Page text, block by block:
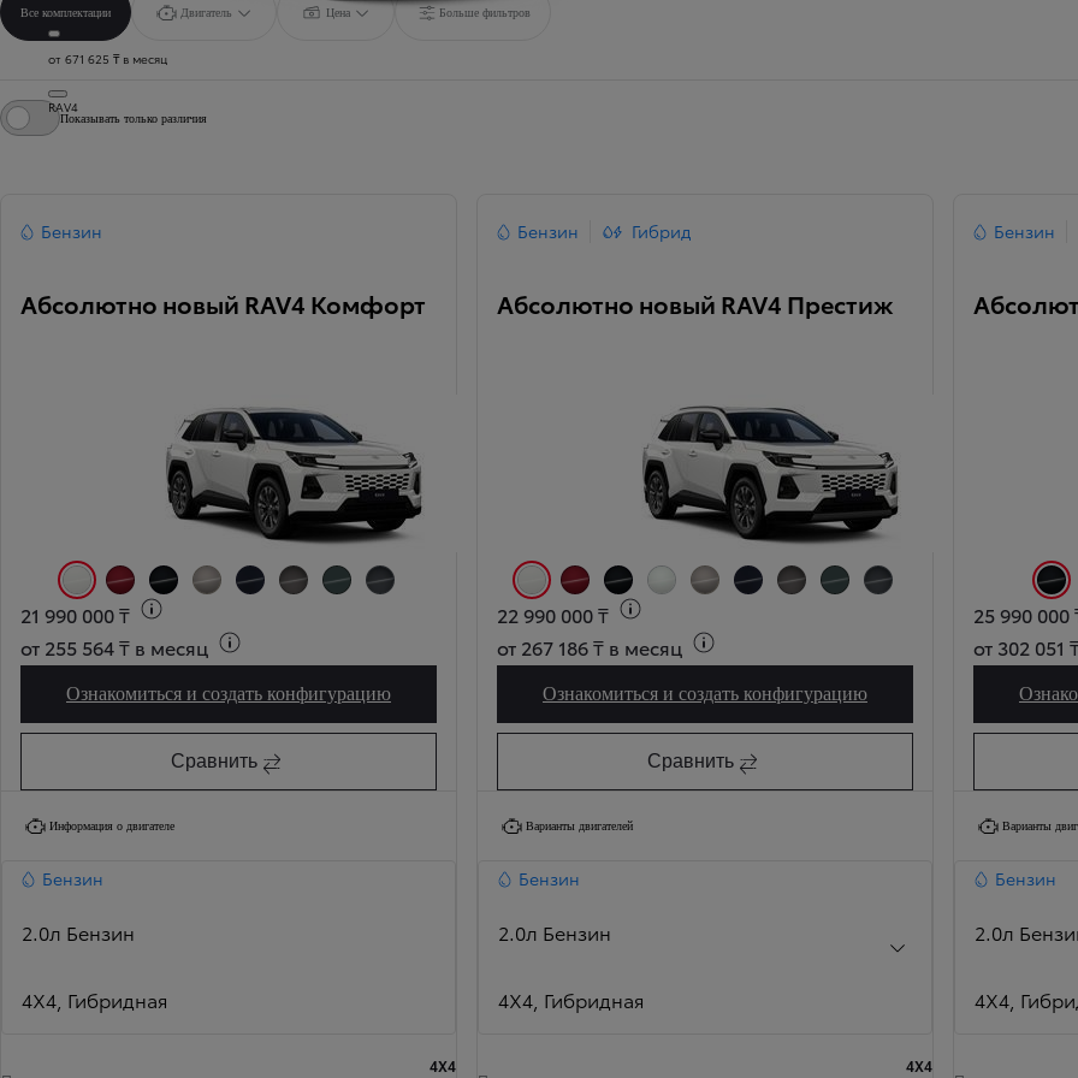
от 671 625 ₸ в месяц
RAV4
Все комплектации Двигатель Цена Больше фильтров
Показывать только различия
Бензин
Абсолютно новый RAV4 Комфорт
Белый (Pure White) (040)
Токио Красный (Tokyo Red) (3T3) Урбан Серо-голубой (Urban Shade) (1L6)
21 990 000 ₸
от 255 564 ₸ в месяц
Ознакомиться и создать конфигурацию
Абсолютно новый RAV4 Комфорт
Сравнить
Информация о двигателе
Бензин
2.0л Бензин
4X4, Гибридная
4X4
Бензин Гибрид
Абсолютно новый RAV4 Престиж
Белый (Pure White) (040)
Токио Красный (Tokyo Red) (3T3)
Черный металлик (Attitude Black) (218) Урбан Серо-голубой (Urban Shade) (1L6)
22 990 000 ₸
от 267 186 ₸ в месяц
Ознакомиться и создать конфигурацию
Абсолютно новый RAV4 Престиж
Сравнить
Варианты двигателей
Бензин
2.0л Бензин
4X4, Гибридная
4X4
Бензин
25 990 000
от 302 051
Варианты
Бензин
2.0л
4X4,